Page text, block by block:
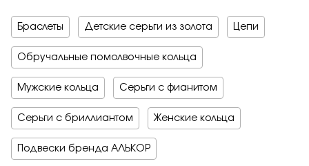
Браслеты Детские серьги из золота Цепи
Обручальные помолвочные кольца
Мужские кольца Серьги с фианитом
Серьги с бриллиантом Женские кольца
Подвески бренда АЛЬКОР